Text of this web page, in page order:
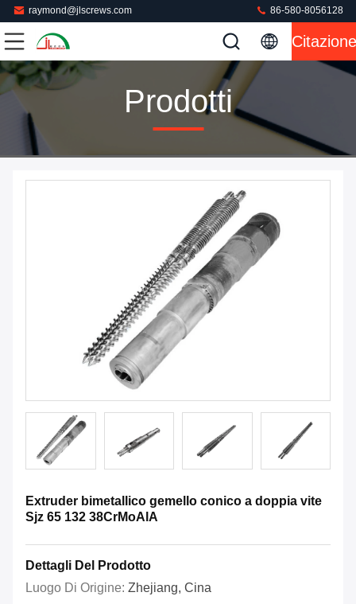
raymond@jlscrews.com 86-580-8056128
Citazione
Prodotti
Extruder bimetallico gemello conico a doppia vite
Sjz 65 132 38CrMoAlA
Dettagli Del Prodotto
Luogo Di Origine: Zhejiang, Cina